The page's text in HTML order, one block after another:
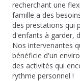
recherchant une
famille a des
des prestations qui
d'enfants à garder,
Nos intervenantes
bénéficie d'un
des activités qui
rythme personnel !